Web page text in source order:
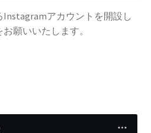
アカウントを開設し
願いいたします。